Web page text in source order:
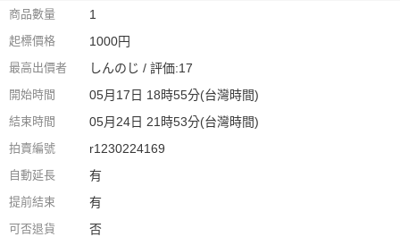
商品數量 1
起標價格 1000円
最高出價者 しんのじ / 評価:17
開始時間 05月17日 18時55分(台灣時間)
結束時間 05月24日 21時53分(台灣時間)
拍賣編號 r1230224169
自動延長 有
提前結束 有
可否退貨 否